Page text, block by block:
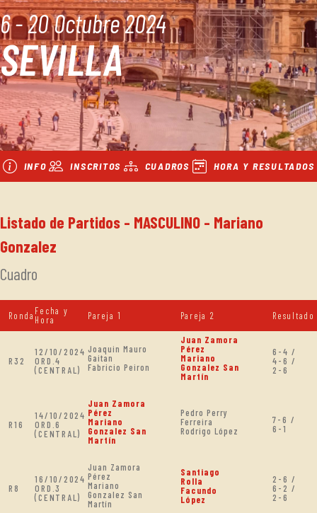
6 - 20 Octubre 2024
SEVILLA
INFO INSCRITOS CUADROS HORA Y RESULTADOS
Listado de Partidos - MASCULINO - Mariano
Gonzalez
Cuadro
Ronda Fecha y
Hora
Pareja 1 Pareja 2 Resultado
R32
12/10/2024
ORD.4
(CENTRAL)
Joaquin Mauro
Gaitan
Fabricio Peiron
Juan Zamora
Pérez
Mariano
Gonzalez San
Martín
6-4 /
4-6 /
2-6
R16
14/10/2024
ORD.6
(CENTRAL)
Juan Zamora
Pérez
Mariano
Gonzalez San
Martín
Pedro Perry
Ferreira
Rodrigo López
7-6 /
6-1
R8
16/10/2024
ORD.3
(CENTRAL)
Juan Zamora
Pérez
Mariano
Gonzalez San
Martín
Santiago
Rolla
Facundo
López
2-6 /
6-2 /
2-6